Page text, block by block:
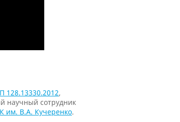
128.13330.2012,
научный сотрудник
им. В.А. Кучеренко.